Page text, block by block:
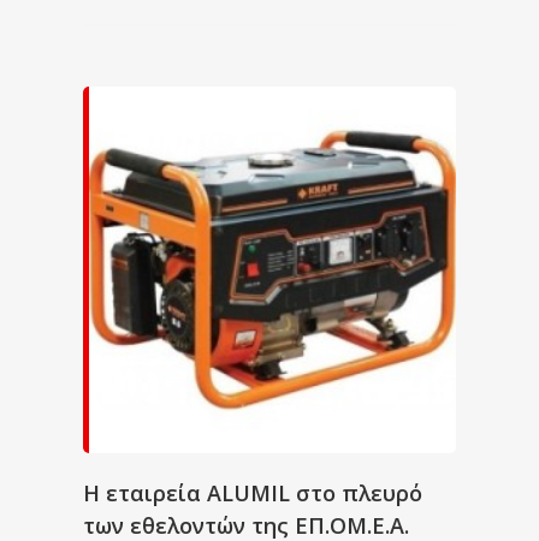
H εταιρεία ALUMIL στο πλευρό
των εθελοντών της ΕΠ.ΟΜ.Ε.Α.